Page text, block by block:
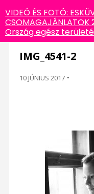
IMG_4541-2
10 JÚNIUS 2017 -
VIDEÓ ÉS FOTÓ:
CSOMAGAJÁNLATOK
Ország egész